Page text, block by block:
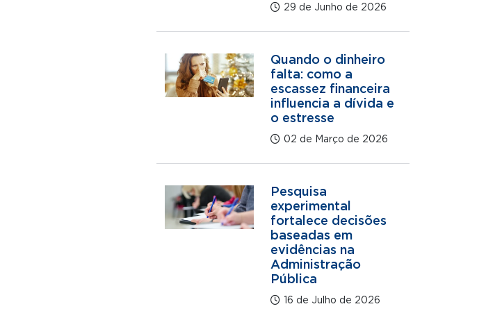
29 de Junho de 2026
Quando o dinheiro
falta: como a
escassez financeira
influencia a dívida e
o estresse
02 de Março de 2026
Pesquisa
experimental
fortalece decisões
baseadas em
evidências na
Administração
Pública
16 de Julho de 2026